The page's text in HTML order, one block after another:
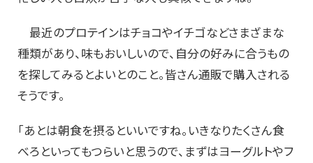
最近のプロテインはチョコやイチゴなどさまざまな
種類があり、味もおいしいので、自分の好みに合うもの
を探してみるとよいとのこと。皆さん通販で購入される
そうです。
「あとは朝食を摂るといいですね。いきなりたくさん食
べろといってもつらいと思うので、まずはヨーグルトやフ